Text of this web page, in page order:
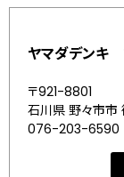
ヤマダデンキ
〒921-8801
石川県 野々市市
076-203-6590